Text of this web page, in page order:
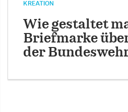
KREATION
Wie gestaltet
Briefmarke
der